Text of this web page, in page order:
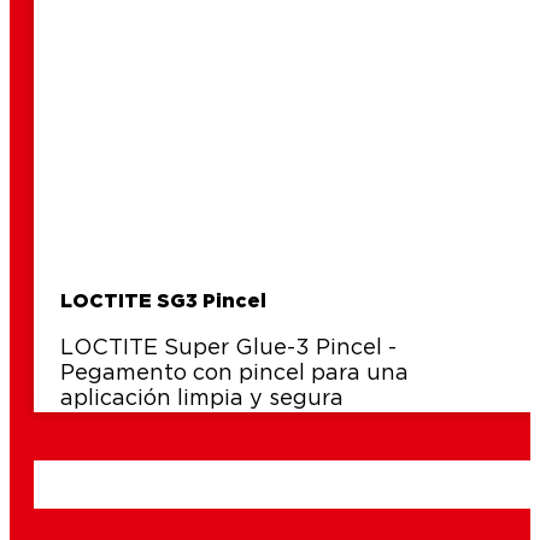
LOCTITE SG3 Pincel
LOCTITE Super Glue-3 Pincel -
Pegamento con pincel para una
aplicación limpia y segura